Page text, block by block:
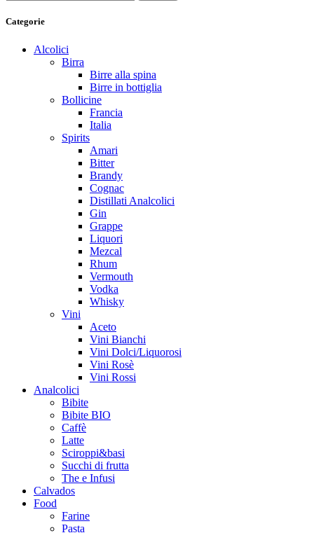
Categorie
Alcolici
Birra
Birre alla spina
Birre in bottiglia
Bollicine
Francia
Italia
Spirits
Amari
Bitter
Brandy
Cognac
Distillati Analcolici
Gin
Grappe
Liquori
Mezcal
Rhum
Vermouth
Vodka
Whisky
Vini
Aceto
Vini Bianchi
Vini Dolci/Liquorosi
Vini Rosè
Vini Rossi
Analcolici
Bibite
Bibite BIO
Caffè
Latte
Sciroppi&basi
Succhi di frutta
The e Infusi
Calvados
Food
Farine
Pasta